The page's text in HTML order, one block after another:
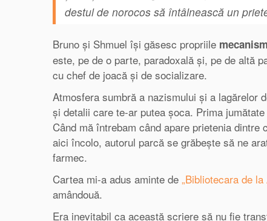
destul de norocos să întâlnească un
Bruno și Shmuel își găsesc propriile
este, pe de o parte, paradoxală și, pe de altă
cu chef de joacă și de socializare.
Atmosfera sumbră a nazismului și a lagărelor
și detalii care te-ar putea șoca. Prima
Când mă întrebam când apare prietenia
aici încolo, autorul parcă se grăbește să ne
farmec.
Cartea mi-a adus aminte de „Bibliotecara de la
amândouă.
Era inevitabil ca această scriere să nu fie